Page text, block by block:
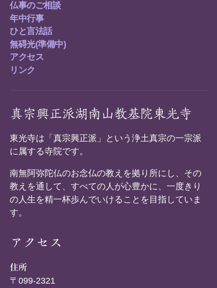
仏事のご相談
年中行事
ひと言法話
無碍光(準備中)
アクセス
リンク
真宗興正派湖南山教基院東光寺
東光寺は「真宗興正派」という浄土真宗の一宗派
に属する寺院です。
南無阿弥陀仏のお念仏の教えを拠り所にし、その
教えを通して、すべての人が心豊かに、一度きり
の人生を精一杯歩んでいけることを目指していま
す。
アクセス
住所
〒099-2321